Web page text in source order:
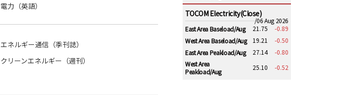
電力（英語）
エネルギー通信（季刊誌）
クリーンエネルギー（週刊）
TOCOM Electricity(Close)
/06 Aug 2026
East Area Baseload/Aug
21.75
-0.89
West Area Baseload/Aug
19.21
-0.50
East Area Peakload/Aug
27.14
-0.80
West Area
Peakload/Aug
25.10 -0.52